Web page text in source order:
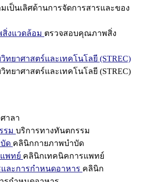
เป็นเลิศด้านการจัดการสารและของ
งแวดล้อม ตรวจสอบคุณภาพสิ่ง
ทยาศาสตร์และเทคโนโลยี (STREC)
ทยาศาสตร์และเทคโนโลยี (STREC)
าลา
รม บริการทางทันตกรรม
ด คลินิกกายภาพบำบัด
พทย์ คลินิกเทคนิคการแพทย์
ละการกำหนดอาหาร คลินิก